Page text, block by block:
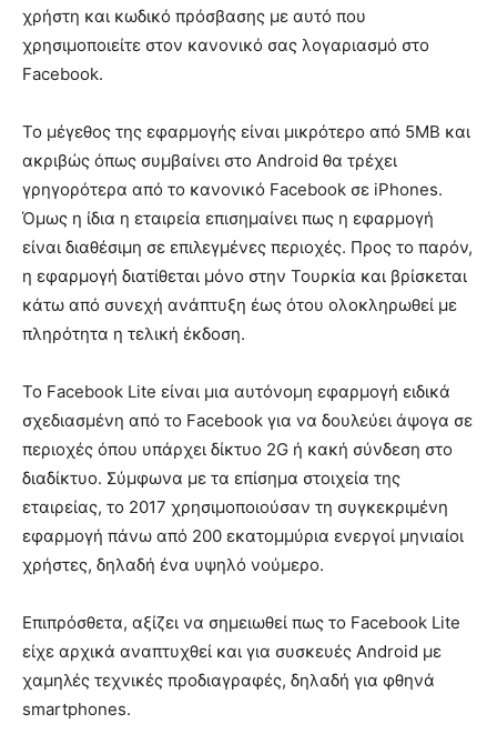
χρήστη και κωδικό πρόσβασης με αυτό που
χρησιμοποιείτε στον κανονικό σας λογαριασμό στο
Facebook.
Το μέγεθος της εφαρμογής είναι μικρότερο από 5MB και
ακριβώς όπως συμβαίνει στο Android θα τρέχει
γρηγορότερα από το κανονικό Facebook σε iPhones.
Όμως η ίδια η εταιρεία επισημαίνει πως η εφαρμογή
είναι διαθέσιμη σε επιλεγμένες περιοχές. Προς το παρόν,
η εφαρμογή διατίθεται μόνο στην Τουρκία και βρίσκεται
κάτω από συνεχή ανάπτυξη έως ότου ολοκληρωθεί με
πληρότητα η τελική έκδοση.
Το Facebook Lite είναι μια αυτόνομη εφαρμογή ειδικά
σχεδιασμένη από το Facebook για να δουλεύει άψογα σε
περιοχές όπου υπάρχει δίκτυο 2G ή κακή σύνδεση στο
διαδίκτυο. Σύμφωνα με τα επίσημα στοιχεία της
εταιρείας, το 2017 χρησιμοποιούσαν τη συγκεκριμένη
εφαρμογή πάνω από 200 εκατομμύρια ενεργοί μηνιαίοι
χρήστες, δηλαδή ένα υψηλό νούμερο.
Επιπρόσθετα, αξίζει να σημειωθεί πως το Facebook Lite
είχε αρχικά αναπτυχθεί και για συσκευές Android με
χαμηλές τεχνικές προδιαγραφές, δηλαδή για φθηνά
smartphones.